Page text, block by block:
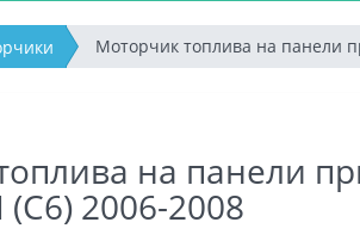
Моторчик топлива на панели
на панели
2006-2008